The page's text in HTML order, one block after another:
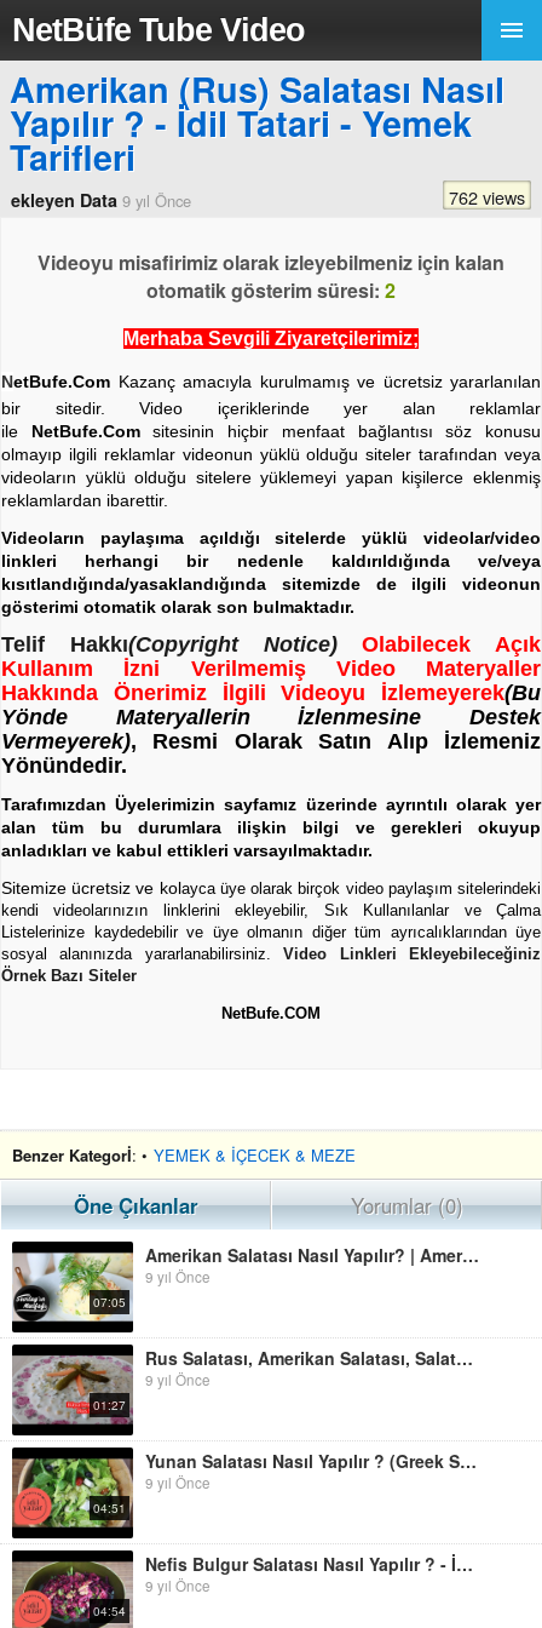
NetBüfe Tube Video
Amerikan (Rus) Salatası Nasıl
Yapılır ? - İdil Tatari - Yemek
Tarifleri
ekleyen Data 9 yıl Önce 762 views
Videoyu misafirimiz olarak izleyebilmeniz için kalan
otomatik gösterim süresi: 2
Merhaba Sevgili Ziyaretçilerimiz;
NetBufe.Com Kazanç amacıyla kurulmamış ve ücretsiz yararlanılan
bir sitedir. Video içeriklerinde yer alan reklamlar
ile NetBufe.Comsitesinin hiçbir menfaat bağlantısı söz konusu
olmayıp ilgili reklamlar videonun yüklü olduğu siteler tarafından veya
videoların yüklü olduğu sitelere yüklemeyi yapan kişilerce eklenmiş
reklamlardan ibarettir.
Videoların paylaşıma açıldığı sitelerde yüklü videolar/video
linkleri herhangi bir nedenle kaldırıldığında ve/veya
kısıtlandığında/yasaklandığında sitemizde de ilgili videonun
gösterimi otomatik olarak son bulmaktadır.
Telif Hakkı(Copyright Notice)
Olabilecek Açık
Kullanım İzni Verilmemiş Video Materyaller
Hakkında Önerimiz İlgili Videoyu İzlemeyerek(Bu
Yönde Materyallerin İzlenmesine Destek
Vermeyerek), Resmi Olarak Satın Alıp İzlemeniz
Yönündedir.
Tarafımızdan Üyelerimizin sayfamız üzerinde ayrıntılı olarak yer
alan tüm bu durumlara ilişkin bilgi ve gerekleri okuyup
anladıkları ve kabul ettikleri varsayılmaktadır.
Sitemize ücretsiz ve kolayca üye olarak birçok video paylaşım sitelerindeki
kendi videolarınızın linklerini ekleyebilir, Sık Kullanılanlar ve Çalma
Listelerinize kaydedebilir ve üye olmanın diğer tüm ayrıcalıklarından üye
sosyal alanınızda yararlanabilirsiniz.Video Linkleri Ekleyebileceğiniz
Örnek Bazı Siteler
NetBufe.COM
Benzer Kategorİ: • YEMEK & İÇECEK & MEZE
Öne Çıkanlar Yorumlar (0)
07:05
Amerikan Salatası Nasıl Yapılır? | Amerikan Salatası Tarifi
9 yıl Önce
01:27
Rus Salatası, Amerikan Salatası, Salata Tarifleri
9 yıl Önce
04:51
Yunan Salatası Nasıl Yapılır ? (Greek Salad) - İdil Tatari - Yemek Tarifleri
9 yıl Önce
04:54
Nefis Bulgur Salatası Nasıl Yapılır ? - İdil Tatari - Yemek Tarifleri
9 yıl Önce